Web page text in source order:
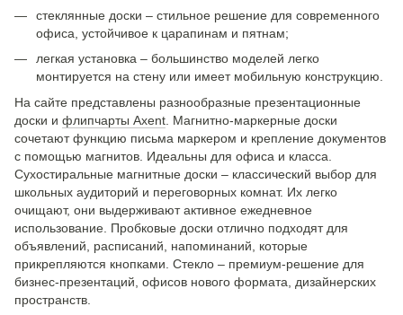
стеклянные доски – стильное решение для современного
офиса, устойчивое к царапинам и пятнам;
легкая установка – большинство моделей легко
монтируется на стену или имеет мобильную конструкцию.
На сайте представлены разнообразные презентационные
доски и флипчарты Axent . Магнитно-маркерные доски
сочетают функцию письма маркером и крепление документов
с помощью магнитов. Идеальны для офиса и класса.
Сухостиральные магнитные доски – классический выбор для
школьных аудиторий и переговорных комнат. Их легко
очищают, они выдерживают активное ежедневное
использование. Пробковые доски отлично подходят для
объявлений, расписаний, напоминаний, которые
прикрепляются кнопками. Стекло – премиум-решение для
бизнес-презентаций, офисов нового формата, дизайнерских
пространств.